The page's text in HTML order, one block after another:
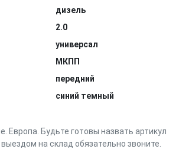
дизель
2.0
универсал
МКПП
передний
синий темный
Европа. Будьте готовы назвать артикул
на склад обязательно звоните.